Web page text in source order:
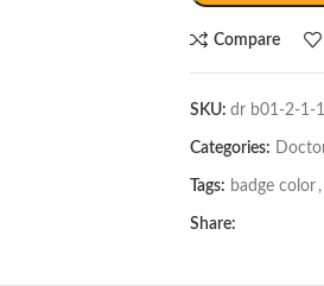
Compare
SKU: dr b01-2-1-
Categories:
Tags: badge color ,
Share: